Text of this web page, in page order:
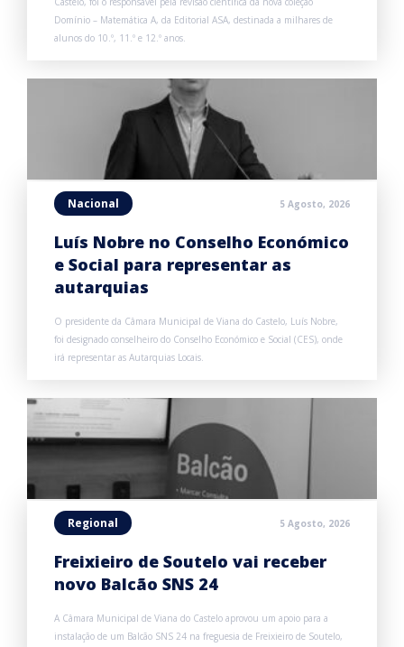
Domínio – Matemática A, da Editorial ASA, destinada a milhares de
alunos do 10.º, 11.º e 12.º anos.
Nacional 5 Agosto, 2026
Luís Nobre no Conselho Económico
e Social para representar as
autarquias
O presidente da Câmara Municipal de Viana do Castelo, Luís Nobre,
foi designado conselheiro do Conselho Económico e Social (CES), onde
irá representar as Autarquias Locais.
Regional 5 Agosto, 2026
Freixieiro de Soutelo vai receber
novo Balcão SNS 24
A Câmara Municipal de Viana do Castelo aprovou um apoio para a
instalação de um Balcão SNS 24 na freguesia de Freixieiro de Soutelo,